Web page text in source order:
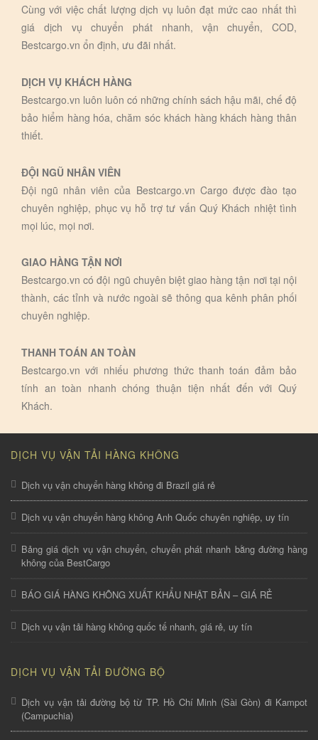
Cùng với việc chất lượng dịch vụ luôn đạt mức cao nhất thì
giá dịch vụ chuyển phát nhanh, vận chuyển, COD,
Bestcargo.vn ổn định, ưu đãi nhất.
DỊCH VỤ KHÁCH HÀNG
Bestcargo.vn luôn luôn có những chính sách hậu mãi, chế độ
bảo hiểm hàng hóa, chăm sóc khách hàng khách hàng thân
thiết.
ĐỘI NGŨ NHÂN VIÊN
Đội ngũ nhân viên của Bestcargo.vn Cargo được đào tạo
chuyên nghiệp, phục vụ hỗ trợ tư vấn Quý Khách nhiệt tình
mọi lúc, mọi nơi.
GIAO HÀNG TẬN NƠI
Bestcargo.vn có đội ngũ chuyên biệt giao hàng tận nơi tại nội
thành, các tỉnh và nước ngoài sẽ thông qua kênh phân phối
chuyên nghiệp.
THANH TOÁN AN TOÀN
Bestcargo.vn với nhiếu phương thức thanh toán đảm bảo
tính an toàn nhanh chóng thuận tiện nhất đến với Quý
Khách.
DỊCH VỤ VẬN TẢI HÀNG KHÔNG
Dịch vụ vận chuyển hàng không đi Brazil giá rẻ
Dịch vụ vận chuyển hàng không Anh Quốc chuyên nghiệp, uy tín
Bảng giá dịch vụ vận chuyển, chuyển phát nhanh bằng đường hàng
không của BestCargo
BÁO GIÁ HÀNG KHÔNG XUẤT KHẨU NHẬT BẢN – GIÁ RẺ
Dịch vụ vận tải hàng không quốc tế nhanh, giá rẻ, uy tín
DỊCH VỤ VẬN TẢI ĐƯỜNG BỘ
Dịch vụ vận tải đường bộ từ TP. Hồ Chí Minh (Sài Gòn) đi Kampot
(Campuchia)